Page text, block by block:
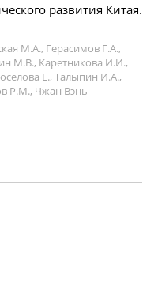
развития Китая.
М.А., Герасимов Г.А.,
М.В., Каретникова И.И.,
Е., Талыпин И.А.,
Р.М., Чжан Вэнь